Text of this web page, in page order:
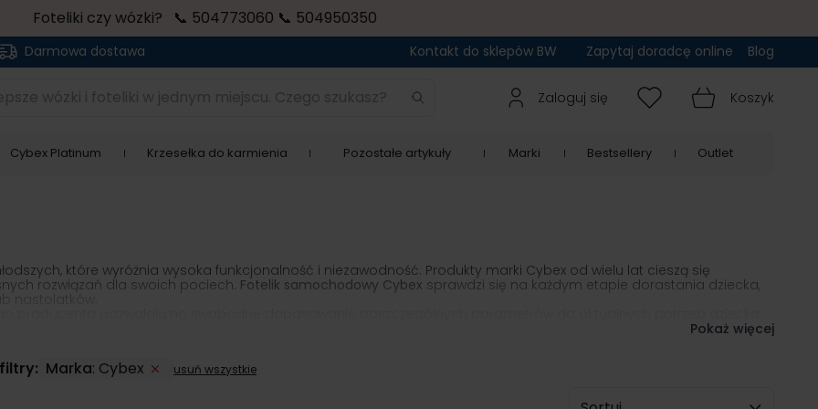
Foteliki czy wózki? 📞 504773060 📞 504950350
Darmowa dostawa Kontakt do sklepów BW Zapytaj doradcę online Blog
wózki i foteliki w jednym miejscu. Czego szukasz? Zaloguj się Koszyk
Cybex Platinum Krzesełka do karmienia Pozostałe artykuły Marki Bestsellery Outlet
które wyróżnia wysoka funkcjonalność i niezawodność. Produkty marki Cybex od wielu lat cieszą się
rozwiązań dla swoich pociech. Fotelik samochodowy Cybex sprawdzi się na każdym etapie dorastania dziecka,
nastolatków.
a dzięki zaawansowanym systemom, wspierającym korzystanie z fotelików, gwarantują pewne zapięcie pasów i
dla najmłodszych.
Cybex został wykonany z bezpiecznych dla najmłodszych materiałów i jest dostępny w wielu ciekawych wersjach
udoskonalane, by dać dzieciom i ich rodzicom pełną swobodę bezpiecznego podróżowania.
Pokaż więcej
Marka: Cybex usuń wszystkie
Sortuj wg